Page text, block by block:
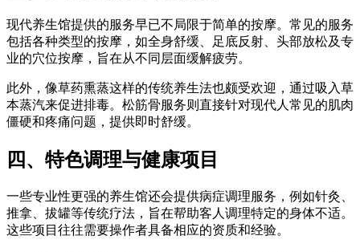
现代养生馆提供的服务早已不局限于简单的按摩。常见的服务
包括各种类型的按摩，如全身舒缓、足底反射、头部放松及专
业的穴位按摩，旨在从不同层面缓解疲劳。
此外，像草药熏蒸这样的传统养生法也颇受欢迎，通过吸入草
本蒸汽来促进排毒。松筋骨服务则直接针对现代人常见的肌肉
僵硬和疼痛问题，提供即时舒缓。
四、特色调理与健康项目
一些专业性更强的养生馆还会提供病症调理服务，例如针灸、
推拿、拔罐等传统疗法，旨在帮助客人调理特定的身体不适。
这些项目往往需要操作者具备相应的资质和经验。